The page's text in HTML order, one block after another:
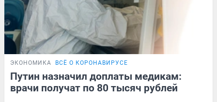
ЭКОНОМИКА ВСЁ О КОРОНАВИРУСЕ
Путин назначил доплаты медикам:
врачи получат по 80 тысяч рублей